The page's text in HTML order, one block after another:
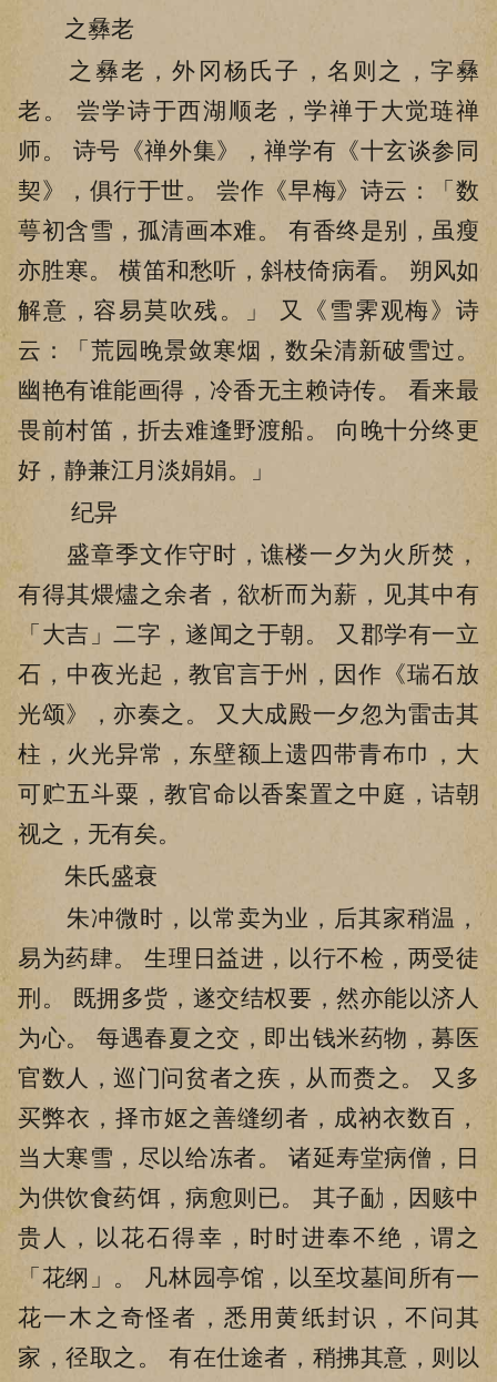
之彝老
之彝老，外冈杨氏子，名则之，字彝
老。 尝学诗于西湖顺老，学禅于大觉琏禅
师。 诗号《禅外集》，禅学有《十玄谈参同
契》，俱行于世。 尝作《早梅》诗云：「数
萼初含雪，孤清画本难。 有香终是别，虽瘦
亦胜寒。 横笛和愁听，斜枝倚病看。 朔风如
解意，容易莫吹残。」 又《雪霁观梅》诗
云：「荒园晚景敛寒烟，数朵清新破雪过。
幽艳有谁能画得，冷香无主赖诗传。 看来最
畏前村笛，折去难逢野渡船。 向晚十分终更
好，静兼江月淡娟娟。」
纪异
盛章季文作守时，谯楼一夕为火所焚，
有得其煨燼之余者，欲析而为薪，见其中有
「大吉」二字，遂闻之于朝。 又郡学有一立
石，中夜光起，教官言于州，因作《瑞石放
光颂》，亦奏之。 又大成殿一夕忽为雷击其
柱，火光异常，东壁额上遗四带青布巾，大
可贮五斗粟，教官命以香案置之中庭，诘朝
视之，无有矣。
朱氏盛衰
朱冲微时，以常卖为业，后其家稍温，
易为药肆。 生理日益进，以行不检，两受徒
刑。 既拥多赀，遂交结权要，然亦能以济人
为心。 每遇春夏之交，即出钱米药物，募医
官数人，巡门问贫者之疾，从而赉之。 又多
买弊衣，择市妪之善缝纫者，成衲衣数百，
当大寒雪，尽以给冻者。 诸延寿堂病僧，日
为供饮食药饵，病愈则已。 其子勔，因赅中
贵人，以花石得幸，时时进奉不绝，谓之
「花纲」。 凡林园亭馆，以至坟墓间所有一
花一木之奇怪者，悉用黄纸封识，不问其
家，径取之。 有在仕途者，稍拂其意，则以